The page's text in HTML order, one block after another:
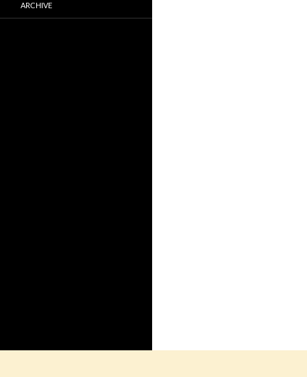
ARCHIVE